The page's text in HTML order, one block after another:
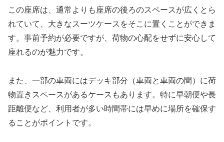
この座席は、通常よりも座席の後ろのスペースが広くとら
れていて、大きなスーツケースをそこに置くことができま
す。事前予約が必要ですが、荷物の心配をせずに安心して
座れるのが魅力です。
また、一部の車両にはデッキ部分（車両と車両の間）に荷
物置きスペースがあるケースもあります。特に早朝便や長
距離便など、利用者が多い時間帯には早めに場所を確保す
ることがポイントです。